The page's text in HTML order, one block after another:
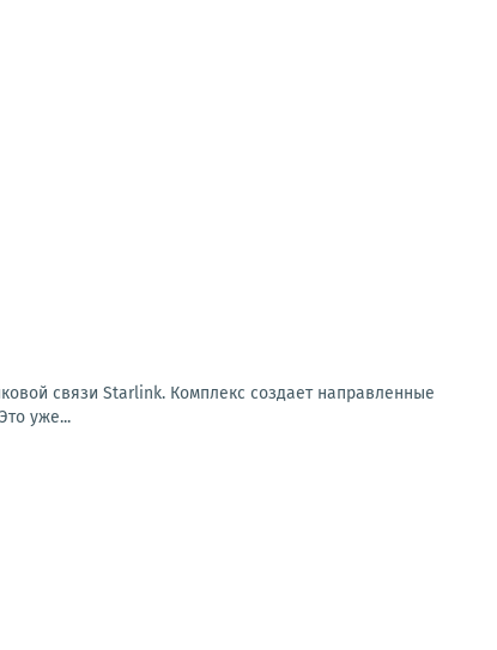
связи Starlink. Комплекс создает направленные
уже...